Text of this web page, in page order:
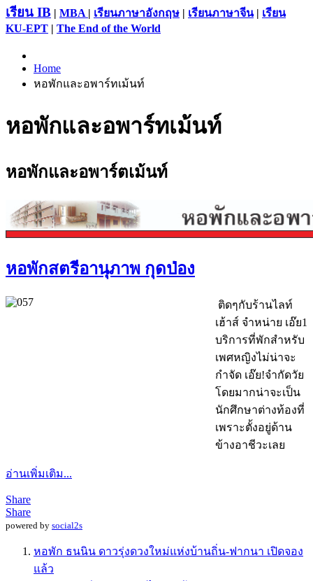
เรียน IB | MBA | เรียนภาษาอังกฤษ | เรียนภาษาจีน| เรียน
KU-EPT | The End of the World
Home
หอพักและอพาร์ทเม้นท์
หอพักและอพาร์ทเม้นท์
หอพักและอพาร์ตเม้นท์
หอพักสตรีอานุภาพ กุดป่อง
ติดๆกับร้านไลท์
เฮ้าส์ จำหน่าย เอ๊ย1
บริการที่พักสำหรับ
เพศหญิงไม่น่าจะ
กำจัด เอ๊ย!จำกัดวัย
โดยมากน่าจะเป็น
นักศึกษาต่างท้องที่
เพราะตั้งอยู่ด้าน
ข้างอาชีวะเลย
อ่านเพิ่มเติม...
Share
Share
powered by social2s
หอพัก ธนนิน ดาวรุ่งดวงใหม่แห่งบ้านถิ่น-ฟากนา เปิดจอง
แล้ว